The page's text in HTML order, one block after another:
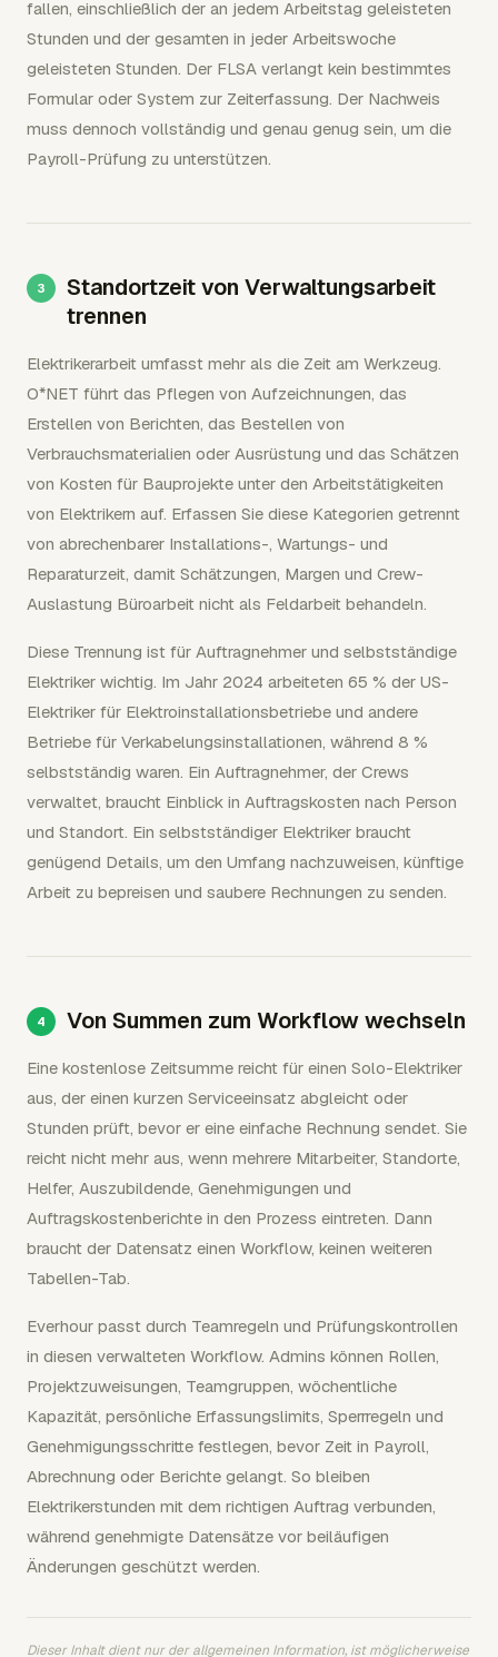
fallen, einschließlich der an jedem Arbeitstag geleisteten
Stunden und der gesamten in jeder Arbeitswoche
geleisteten Stunden. Der FLSA verlangt kein bestimmtes
Formular oder System zur Zeiterfassung. Der Nachweis
muss dennoch vollständig und genau genug sein, um die
Payroll-Prüfung zu unterstützen.
Standortzeit von Verwaltungsarbeit
trennen
Elektrikerarbeit umfasst mehr als die Zeit am Werkzeug.
O*NET führt das Pflegen von Aufzeichnungen, das
Erstellen von Berichten, das Bestellen von
Verbrauchsmaterialien oder Ausrüstung und das Schätzen
von Kosten für Bauprojekte unter den Arbeitstätigkeiten
von Elektrikern auf. Erfassen Sie diese Kategorien getrennt
von abrechenbarer Installations-, Wartungs- und
Reparaturzeit, damit Schätzungen, Margen und Crew-
Auslastung Büroarbeit nicht als Feldarbeit behandeln.
Diese Trennung ist für Auftragnehmer und selbstständige
Elektriker wichtig. Im Jahr 2024 arbeiteten 65 % der US-
Elektriker für Elektroinstallationsbetriebe und andere
Betriebe für Verkabelungsinstallationen, während 8 %
selbstständig waren. Ein Auftragnehmer, der Crews
verwaltet, braucht Einblick in Auftragskosten nach Person
und Standort. Ein selbstständiger Elektriker braucht
genügend Details, um den Umfang nachzuweisen, künftige
Arbeit zu bepreisen und saubere Rechnungen zu senden.
Von Summen zum Workflow wechseln
Eine kostenlose Zeitsumme reicht für einen Solo-Elektriker
aus, der einen kurzen Serviceeinsatz abgleicht oder
Stunden prüft, bevor er eine einfache Rechnung sendet. Sie
reicht nicht mehr aus, wenn mehrere Mitarbeiter, Standorte,
Helfer, Auszubildende, Genehmigungen und
Auftragskostenberichte in den Prozess eintreten. Dann
braucht der Datensatz einen Workflow, keinen weiteren
Tabellen-Tab.
Everhour passt durch Teamregeln und Prüfungskontrollen
in diesen verwalteten Workflow. Admins können Rollen,
Projektzuweisungen, Teamgruppen, wöchentliche
Kapazität, persönliche Erfassungslimits, Sperrregeln und
Genehmigungsschritte festlegen, bevor Zeit in Payroll,
Abrechnung oder Berichte gelangt. So bleiben
Elektrikerstunden mit dem richtigen Auftrag verbunden,
während genehmigte Datensätze vor beiläufigen
Änderungen geschützt werden.
Dieser Inhalt dient nur der allgemeinen Information, ist möglicherweise